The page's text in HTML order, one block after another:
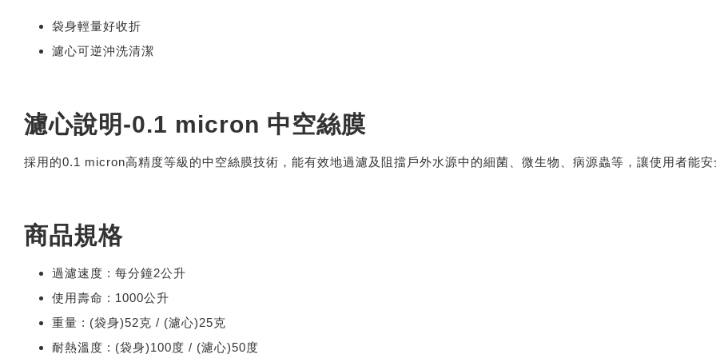
袋身輕量好收折
濾心可逆沖洗清潔
濾心說明-0.1 micron 中空絲膜
採用的0.1 micron高精度等級的中空絲膜技術，能有效地過濾及阻擋戶外水源中的細菌、微生物、病源蟲等，讓使用者能安
商品規格
過濾速度 : 每分鐘2公升
使用壽命 : 1000公升
重量 : (袋身)52克 / (濾心)25克
耐熱溫度 : (袋身)100度 / (濾心)50度